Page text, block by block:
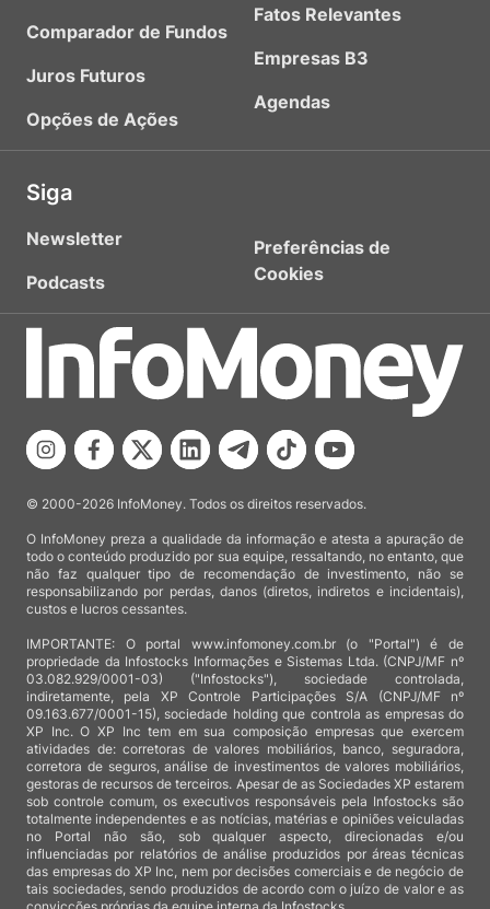
Comparador de Fundos
Juros Futuros
Opções de Ações
Fatos Relevantes
Empresas B3
Agendas
Siga
Newsletter
Podcasts
Preferências de
Cookies
© 2000-2026 InfoMoney. Todos os direitos reservados.
O InfoMoney preza a qualidade da informação e atesta a apuração de
todo o conteúdo produzido por sua equipe, ressaltando, no entanto, que
não faz qualquer tipo de recomendação de investimento, não se
responsabilizando por perdas, danos (diretos, indiretos e incidentais),
custos e lucros cessantes.
IMPORTANTE: O portal www.infomoney.com.br (o "Portal") é de
propriedade da Infostocks Informações e Sistemas Ltda. (CNPJ/MF nº
03.082.929/0001-03) ("Infostocks"), sociedade controlada,
indiretamente, pela XP Controle Participações S/A (CNPJ/MF nº
09.163.677/0001-15), sociedade holding que controla as empresas do
XP Inc. O XP Inc tem em sua composição empresas que exercem
atividades de: corretoras de valores mobiliários, banco, seguradora,
corretora de seguros, análise de investimentos de valores mobiliários,
gestoras de recursos de terceiros. Apesar de as Sociedades XP estarem
sob controle comum, os executivos responsáveis pela Infostocks são
totalmente independentes e as notícias, matérias e opiniões veiculadas
no Portal não são, sob qualquer aspecto, direcionadas e/ou
influenciadas por relatórios de análise produzidos por áreas técnicas
das empresas do XP Inc, nem por decisões comerciais e de negócio de
tais sociedades, sendo produzidos de acordo com o juízo de valor e as
convicções próprias da equipe interna da Infostocks.